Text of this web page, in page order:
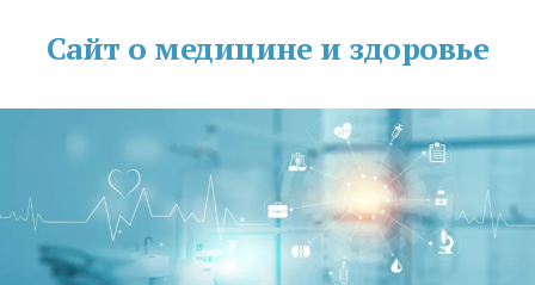
Сайт о медицине и здоровье